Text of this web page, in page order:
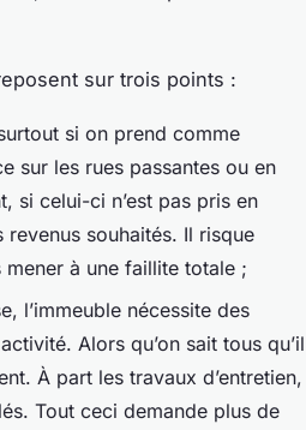
sur trois points :
si on prend comme
sur les rues passantes ou en
si celui-ci n’est pas pris en
souhaités. Il risque
à une faillite totale ;
l’immeuble nécessite des
Alors qu’on sait tous qu’il
À part les travaux d’entretien,
Tout ceci demande plus de